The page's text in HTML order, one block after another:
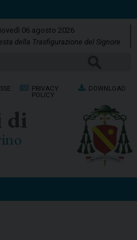
06 agosto 2026
della Trasfigurazione del Signore
PRIVACY
POLICY
DOWNLOAD
di